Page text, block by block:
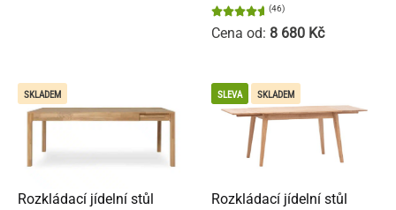
(46)
Cena od: 8 680 Kč
SKLADEM
Rozkládací jídelní stůl
SLEVA SKLADEM
Rozkládací jídelní stůl